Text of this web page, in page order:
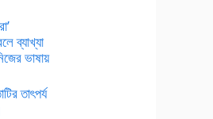
ব্যাখ্যা
ভাষায়
তাৎপর্য